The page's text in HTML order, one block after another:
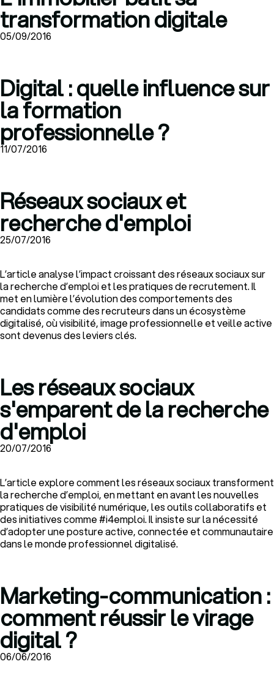
transformation digitale
05/09/2016
Digital : quelle influence sur
la formation
professionnelle ?
11/07/2016
Réseaux sociaux et
recherche d'emploi
25/07/2016
L’article analyse l’impact croissant des réseaux sociaux sur
la recherche d’emploi et les pratiques de recrutement. Il
met en lumière l’évolution des comportements des
candidats comme des recruteurs dans un écosystème
digitalisé, où visibilité, image professionnelle et veille active
sont devenus des leviers clés.
Les réseaux sociaux
s'emparent de la recherche
d'emploi
20/07/2016
L’article explore comment les réseaux sociaux transforment
la recherche d’emploi, en mettant en avant les nouvelles
pratiques de visibilité numérique, les outils collaboratifs et
des initiatives comme #i4emploi. Il insiste sur la nécessité
d’adopter une posture active, connectée et communautaire
dans le monde professionnel digitalisé.
Marketing-communication :
comment réussir le virage
digital ?
06/06/2016